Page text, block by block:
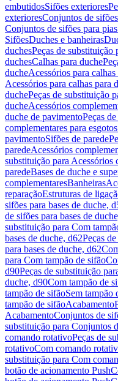
embutidosSifões exteriores
exterioresConjuntos de
Conjuntos de sifões para pias
SifõesDuches e banheiras
duchesPeças de substituição
duchesCalhas para duche
ducheAcessórios para
Acessórios para calhas para
duchePeças de substituição
ducheAcessórios
duche de pavimentoPeças
complementares para
pavimentoSifões de parede
paredeAcessórios
substituição para Acessórios
paredeBases de duche e
complementaresBanheiras
reparaçãoEstruturas de
sifões para bases de duche,
de sifões para bases de
substituição para Com
bases de duche, d62Peças
para bases de duche, d62
para Com tampão de sifão
d90Peças de substituição
duche, d90Com tampão de
tampão de sifãoSem tampão
tampão de sifãoAcabamento
AcabamentoConjuntos de
substituição para Conjuntos
comando rotativoPeças de
rotativoCom comando
substituição para Com
botão de acionamento